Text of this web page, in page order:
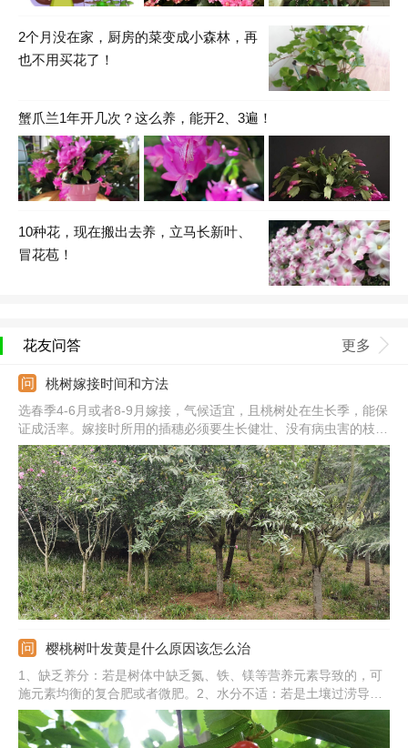
2个月没在家，厨房的菜变成小森林，再
也不用买花了！
蟹爪兰1年开几次？这么养，能开2、3遍！
10种花，现在搬出去养，立马长新叶、
冒花苞！
花友问答 更多
桃树嫁接时间和方法
选春季4-6月或者8-9月嫁接，气候适宜，且桃树处在生长季，能保
证成活率。嫁接时所用的插穗必须要生长健壮、没有病虫害的枝
条，砧木选亲和力强的，嫁接后伤口愈合的更快。先在砧木上切个
小口，大概3-5厘米长，将接穗插穗，然后用绳子或塑料膜固定
住，提供阴凉、通风好、干燥的环境即可。
樱桃树叶发黄是什么原因该怎么治
1、缺乏养分：若是树体中缺乏氮、铁、镁等营养元素导致的，可
施元素均衡的复合肥或者微肥。2、水分不适：若是土壤过涝导致
的，要及时排水通风，若是土壤过旱导致的，必须及时浇水。3、
感染病虫害：若是感染了病虫害导致的，需要及时清除病枝，并轮